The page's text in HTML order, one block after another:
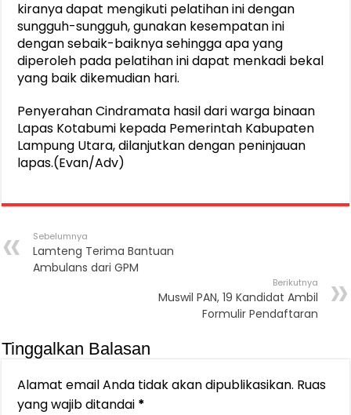
kiranya dapat mengikuti pelatihan ini dengan
sungguh-sungguh, gunakan kesempatan ini
dengan sebaik-baiknya sehingga apa yang
diperoleh pada pelatihan ini dapat menkadi bekal
yang baik dikemudian hari.
Penyerahan Cindramata hasil dari warga binaan
Lapas Kotabumi kepada Pemerintah Kabupaten
Lampung Utara, dilanjutkan dengan peninjauan
lapas.(Evan/Adv)
Sebelumnya
Lamteng Terima Bantuan
Ambulans dari GPM
Berikutnya
Muswil PAN, 19 Kandidat Ambil
Formulir Pendaftaran
Tinggalkan Balasan
Alamat email Anda tidak akan dipublikasikan. Ruas
yang wajib ditandai *